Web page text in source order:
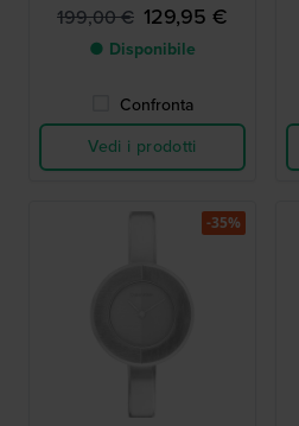
199,00 € 129,95 €
● Disponibile
Confronta
Vedi i prodotti
-35%